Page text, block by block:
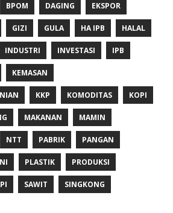
BPOM DAGING EKSPOR
GIZI GULA HA IPB HALAL
INDUSTRI INVESTASI IPB
KEMASAN
KKP KOMODITAS KOPI
MAKANAN MAMIN
NTT PABRIK PANGAN
PLASTIK PRODUKSI
SAWIT SINGKONG